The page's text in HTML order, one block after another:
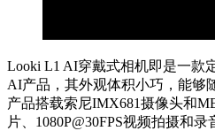
Looki L1 AI穿戴式相机即是一款
AI产品，其外观体积小巧，能够
产品搭载索尼IMX681摄像头和
片、1080P@30FPS视频拍摄和